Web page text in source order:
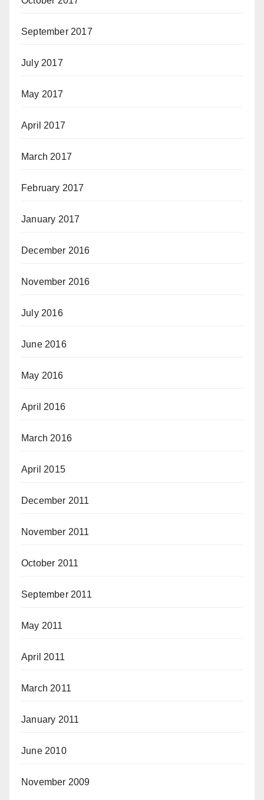
September 2017
July 2017
May 2017
April 2017
March 2017
February 2017
January 2017
December 2016
November 2016
July 2016
June 2016
May 2016
April 2016
March 2016
April 2015
December 2011
November 2011
October 2011
September 2011
May 2011
April 2011
March 2011
January 2011
June 2010
November 2009